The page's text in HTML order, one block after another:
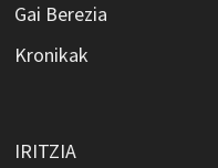
Gai Berezia
Kronikak
IRITZIA